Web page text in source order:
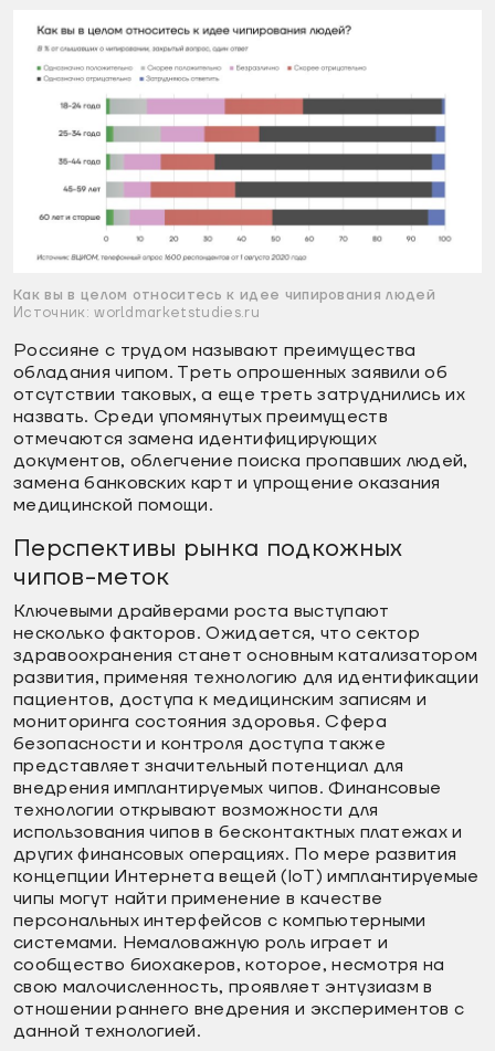
Как вы в целом относитесь к идее чипирования людей
Источник: worldmarketstudies.ru
Россияне с трудом называют преимущества
обладания чипом. Треть опрошенных заявили об
отсутствии таковых, а еще треть затруднились их
назвать. Среди упомянутых преимуществ
отмечаются замена идентифицирующих
документов, облегчение поиска пропавших людей,
замена банковских карт и упрощение оказания
медицинской помощи.
Перспективы рынка подкожных
чипов-меток
Ключевыми драйверами роста выступают
несколько факторов. Ожидается, что сектор
здравоохранения станет основным катализатором
развития, применяя технологию для идентификации
пациентов, доступа к медицинским записям и
мониторинга состояния здоровья. Сфера
безопасности и контроля доступа также
представляет значительный потенциал для
внедрения имплантируемых чипов. Финансовые
технологии открывают возможности для
использования чипов в бесконтактных платежах и
других финансовых операциях. По мере развития
концепции Интернета вещей (IoT) имплантируемые
чипы могут найти применение в качестве
персональных интерфейсов с компьютерными
системами. Немаловажную роль играет и
сообщество биохакеров, которое, несмотря на
свою малочисленность, проявляет энтузиазм в
отношении раннего внедрения и экспериментов с
данной технологией.